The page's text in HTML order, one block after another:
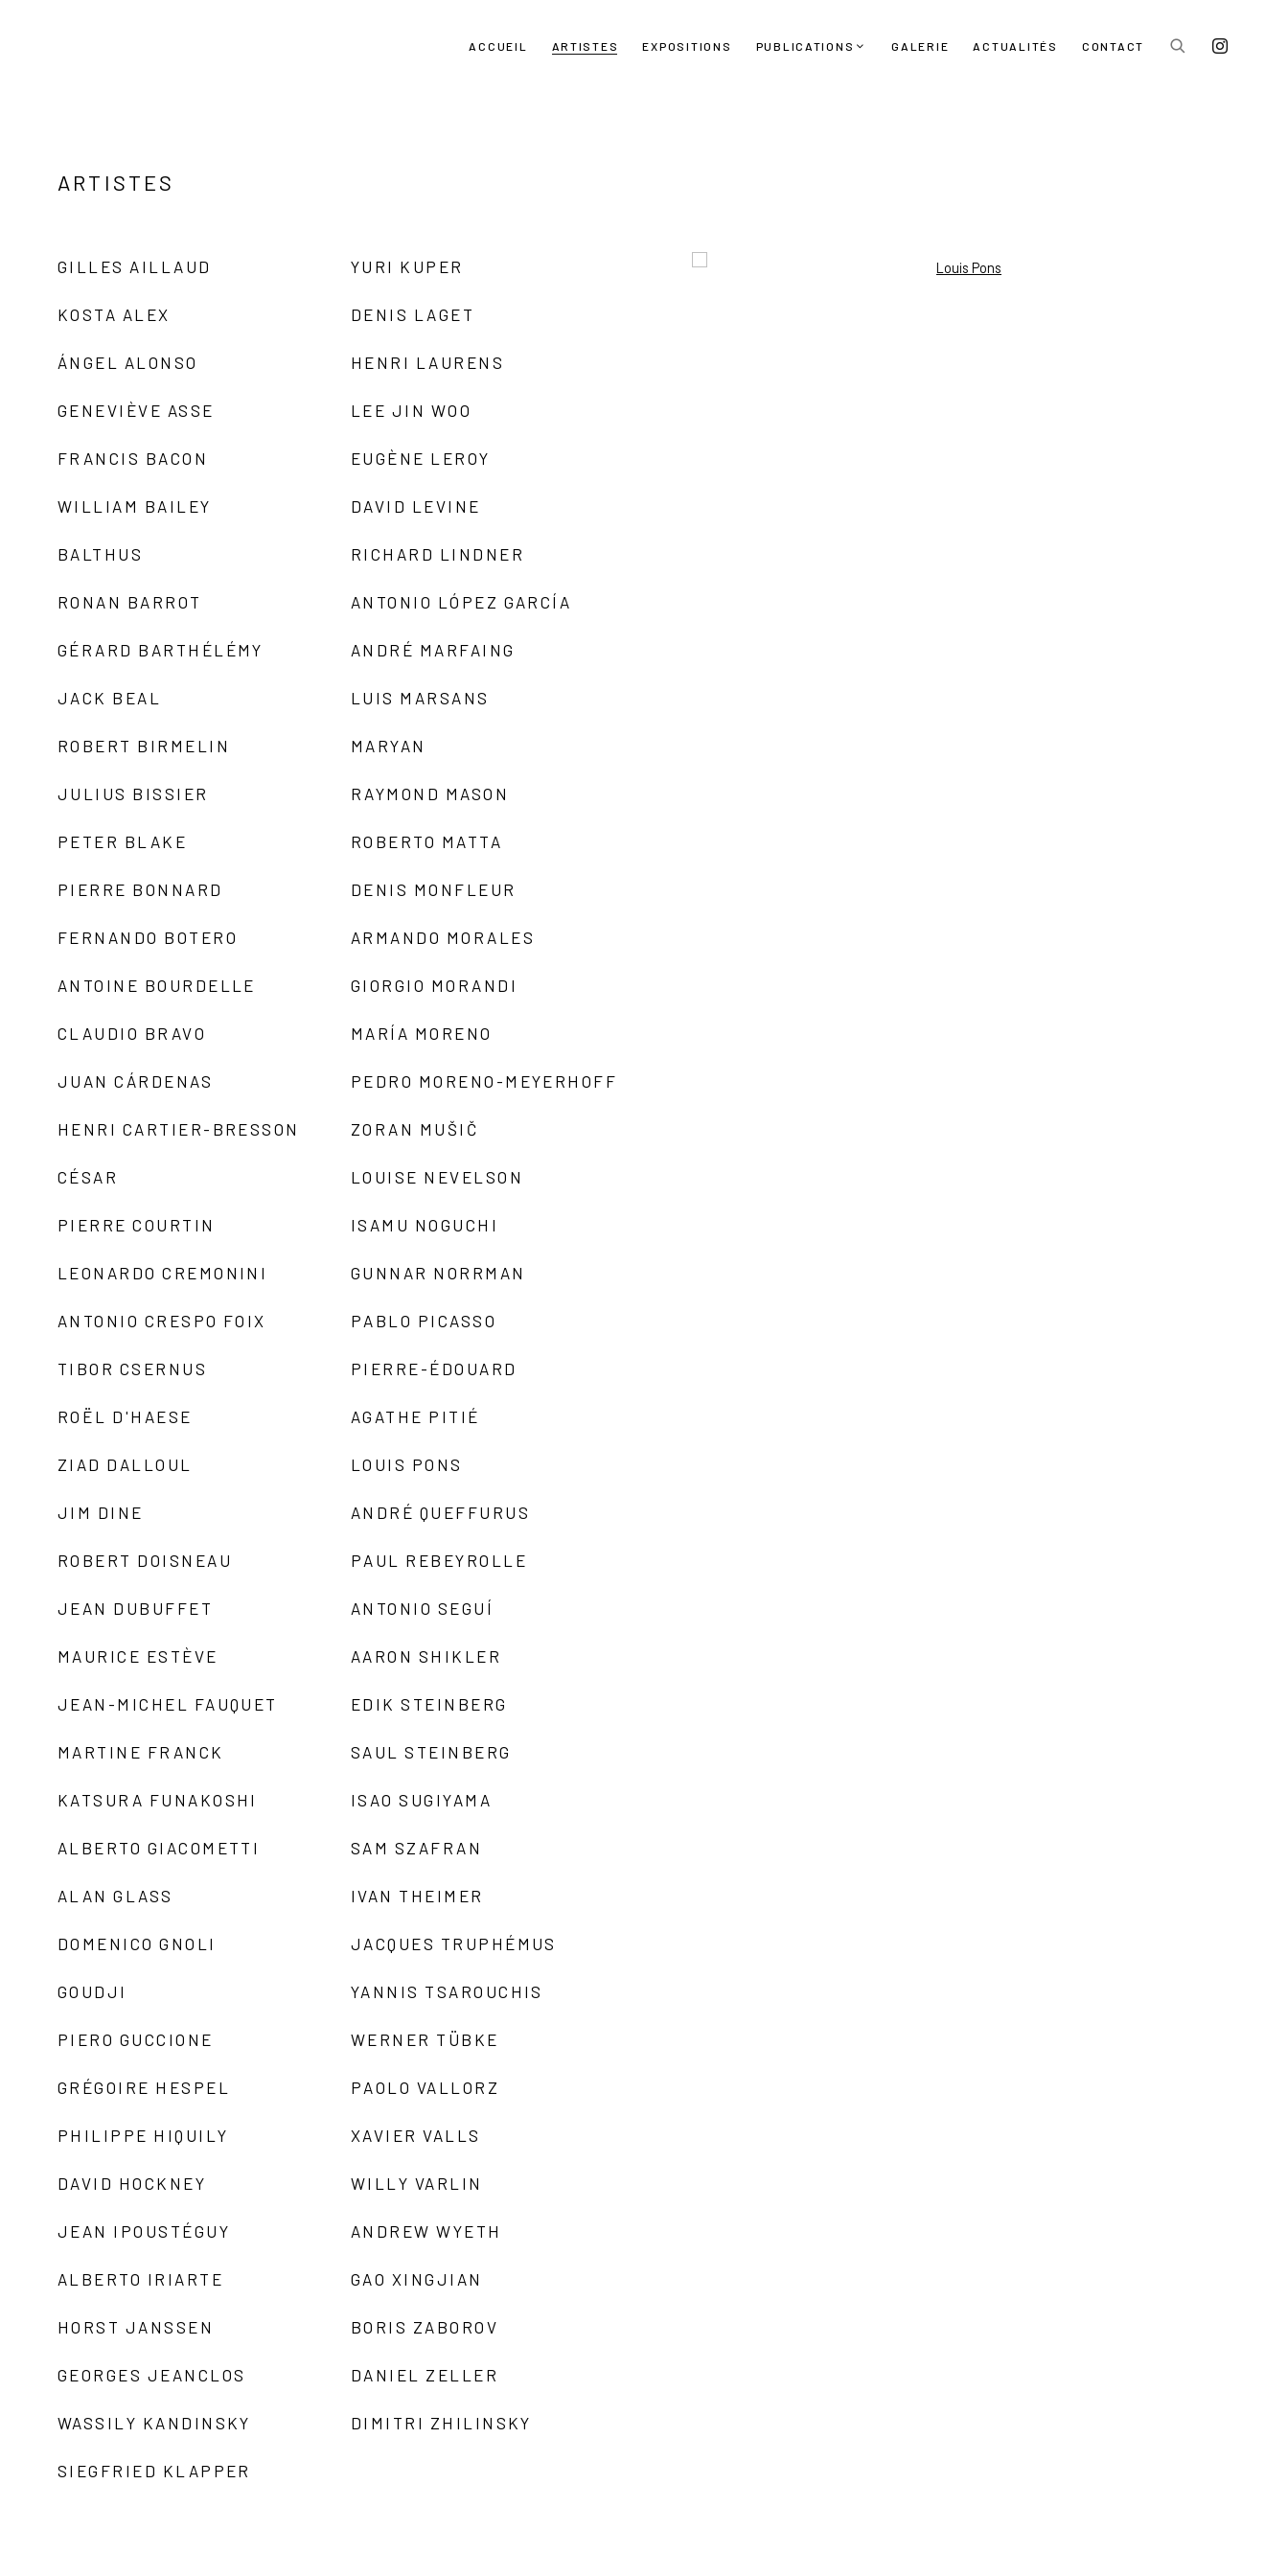
ACCUEIL ARTISTES EXPOSITIONS PUBLICATIONS GALERIE ACTUALITÉS CONTACT
ARTISTES
GILLES AILLAUD
KOSTA ALEX
ÁNGEL ALONSO
GENEVIÈVE ASSE
FRANCIS BACON
WILLIAM BAILEY
BALTHUS
RONAN BARROT
GÉRARD BARTHÉLÉMY
JACK BEAL
ROBERT BIRMELIN
JULIUS BISSIER
PETER BLAKE
PIERRE BONNARD
FERNANDO BOTERO
ANTOINE BOURDELLE
CLAUDIO BRAVO
JUAN CÁRDENAS
HENRI CARTIER-BRESSON
CÉSAR
PIERRE COURTIN
LEONARDO CREMONINI
ANTONIO CRESPO FOIX
TIBOR CSERNUS
ROËL D'HAESE
ZIAD DALLOUL
JIM DINE
ROBERT DOISNEAU
JEAN DUBUFFET
MAURICE ESTÈVE
JEAN-MICHEL FAUQUET
MARTINE FRANCK
KATSURA FUNAKOSHI
ALBERTO GIACOMETTI
ALAN GLASS
DOMENICO GNOLI
GOUDJI
PIERO GUCCIONE
GRÉGOIRE HESPEL
PHILIPPE HIQUILY
DAVID HOCKNEY
JEAN IPOUSTÉGUY
ALBERTO IRIARTE
HORST JANSSEN
GEORGES JEANCLOS
WASSILY KANDINSKY
SIEGFRIED KLAPPER
YURI KUPER
DENIS LAGET
HENRI LAURENS
LEE JIN WOO
EUGÈNE LEROY
DAVID LEVINE
RICHARD LINDNER
ANTONIO LÓPEZ GARCÍA
ANDRÉ MARFAING
LUIS MARSANS
MARYAN
RAYMOND MASON
ROBERTO MATTA
DENIS MONFLEUR
ARMANDO MORALES
GIORGIO MORANDI
MARÍA MORENO
PEDRO MORENO-MEYERHOFF
ZORAN MUŠIČ
LOUISE NEVELSON
ISAMU NOGUCHI
GUNNAR NORRMAN
PABLO PICASSO
PIERRE-ÉDOUARD
AGATHE PITIÉ
LOUIS PONS
ANDRÉ QUEFFURUS
PAUL REBEYROLLE
ANTONIO SEGUÍ
AARON SHIKLER
EDIK STEINBERG
SAUL STEINBERG
ISAO SUGIYAMA
SAM SZAFRAN
IVAN THEIMER
JACQUES TRUPHÉMUS
YANNIS TSAROUCHIS
WERNER TÜBKE
PAOLO VALLORZ
XAVIER VALLS
WILLY VARLIN
ANDREW WYETH
GAO XINGJIAN
BORIS ZABOROV
DANIEL ZELLER
DIMITRI ZHILINSKY